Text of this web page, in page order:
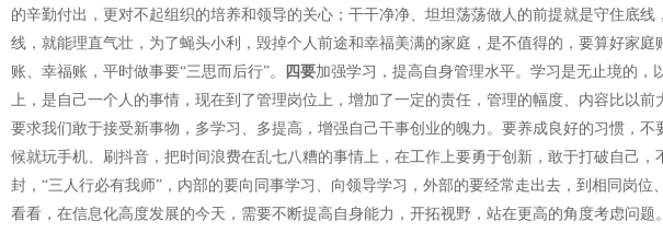
的辛勤付出，更对不起组织的培养和领导的关心；干干净净、坦坦荡荡做人的前提就是守住底线
线，就能理直气壮，为了蝇头小利，毁掉个人前途和幸福美满的家庭，是不值得的，要算好家庭
账、幸福账，平时做事要“三思而后行”。
四要加强学习，提高自身管理水平。学习是无止境的，
上，是自己一个人的事情，现在到了管理岗位上，增加了一定的责任，管理的幅度、内容比以前
要求我们敢于接受新事物，多学习、多提高，增强自己干事创业的魄力。要养成良好的习惯，不
候就玩手机、刷抖音，把时间浪费在乱七八糟的事情上，在工作上要勇于创新，敢于打破自己，
封，“三人行必有我师”，内部的要向同事学习、向领导学习，外部的要经常走出去，到相同岗位
看看，在信息化高度发展的今天，需要不断提高自身能力，开拓视野，站在更高的角度考虑问题